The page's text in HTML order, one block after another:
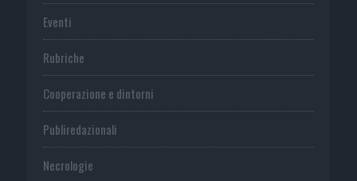
Eventi
Rubriche
Cooperazione e dintorni
Publiredazionali
Necrologie